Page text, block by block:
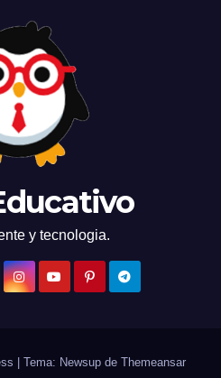
y tecnologia.
Tema: Newsup de Themeansar